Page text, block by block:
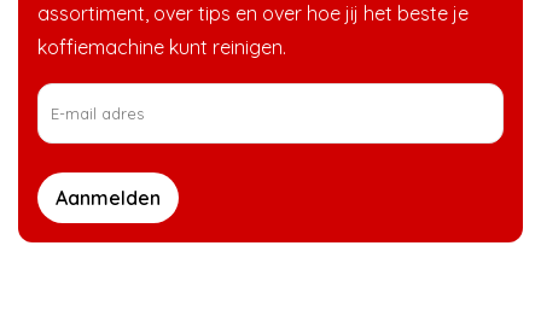
assortiment, over tips en over hoe jij het beste je
koffiemachine kunt reinigen.
Aanmelden